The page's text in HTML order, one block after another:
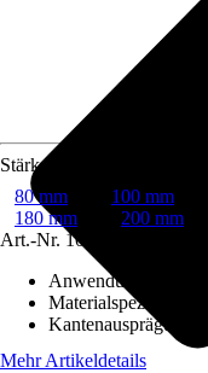
Stärke
80 mm
100 mm
180 mm
200 mm
Art.-Nr. 10570534
Anwendung
Materialspezifizierung
Kantenausprägung
Mehr Artikeldetails